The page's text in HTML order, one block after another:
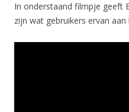
In onderstaand filmpje geeft
zijn wat gebruikers ervan